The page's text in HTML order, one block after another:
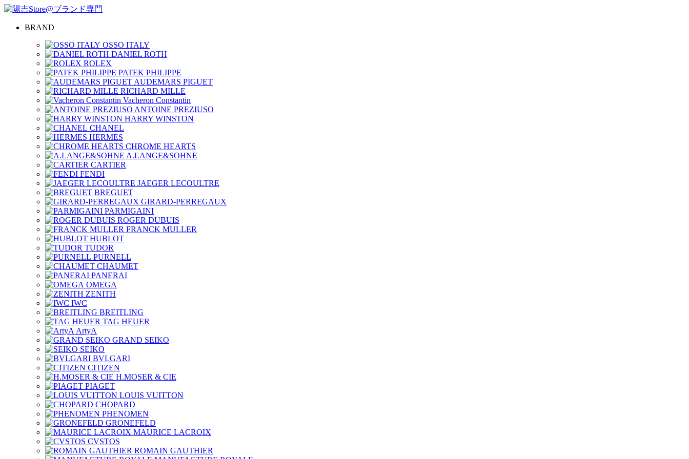
BRAND
OSSO ITALY
DANIEL ROTH
ROLEX
PATEK PHILIPPE
AUDEMARS PIGUET
RICHARD MILLE
Vacheron Constantin
ANTOINE PREZIUSO
HARRY WINSTON
CHANEL
HERMES
CHROME HEARTS
A.LANGE&SOHNE
CARTIER
FENDI
JAEGER LECOULTRE
BREGUET
GIRARD-PERREGAUX
PARMIGAINI
ROGER DUBUIS
FRANCK MULLER
HUBLOT
TUDOR
PURNELL
CHAUMET
PANERAI
OMEGA
ZENITH
IWC
BREITLING
TAG HEUER
ArtyA
GRAND SEIKO
SEIKO
BVLGARI
CITIZEN
H.MOSER & CIE
PIAGET
LOUIS VUITTON
CHOPARD
PHENOMEN
GRONEFELD
MAURICE LACROIX
CVSTOS
ROMAIN GAUTHIER